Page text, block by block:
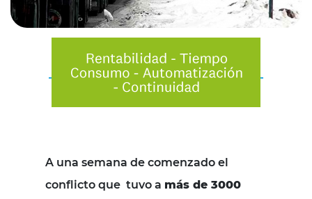
A una semana de comenzado el
conflicto que tuvo a más de 3000